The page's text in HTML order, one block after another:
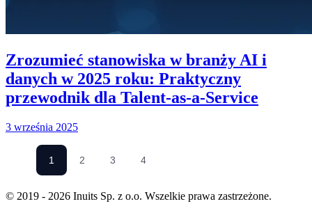
Zrozumieć stanowiska w branży AI i
danych w 2025 roku: Praktyczny
przewodnik dla Talent-as-a-Service
3 września 2025
1 2 3 4
© 2019 - 2026 Inuits Sp. z o.o. Wszelkie prawa zastrzeżone.